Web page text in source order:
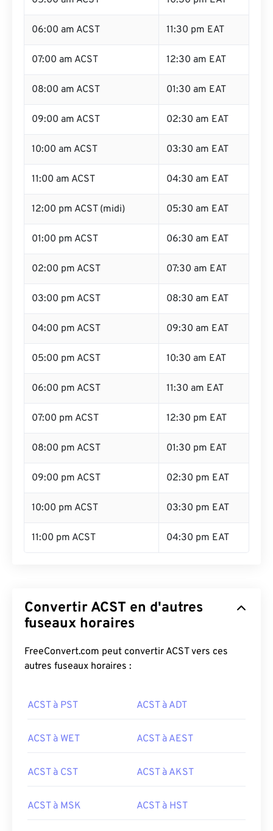
06:00 am ACST 11:30 pm EAT
07:00 am ACST 12:30 am EAT
08:00 am ACST 01:30 am EAT
09:00 am ACST 02:30 am EAT
10:00 am ACST 03:30 am EAT
11:00 am ACST 04:30 am EAT
12:00 pm ACST (midi) 05:30 am EAT
01:00 pm ACST 06:30 am EAT
02:00 pm ACST 07:30 am EAT
03:00 pm ACST 08:30 am EAT
04:00 pm ACST 09:30 am EAT
05:00 pm ACST 10:30 am EAT
06:00 pm ACST 11:30 am EAT
07:00 pm ACST 12:30 pm EAT
08:00 pm ACST 01:30 pm EAT
09:00 pm ACST 02:30 pm EAT
10:00 pm ACST 03:30 pm EAT
11:00 pm ACST 04:30 pm EAT
Convertir ACST en d'autres
fuseaux horaires
FreeConvert.com peut convertir ACST vers ces
autres fuseaux horaires :
ACST à PST ACST à ADT
ACST à WET ACST à AEST
ACST à CST ACST à AKST
ACST à MSK ACST à HST